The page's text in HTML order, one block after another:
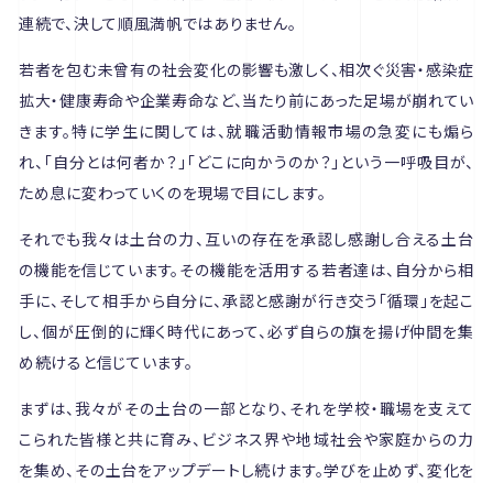
連続で、決して順風満帆ではありません。
若者を包む未曾有の社会変化の影響も激しく、相次ぐ災害・感染症
拡大・健康寿命や企業寿命など、当たり前にあった足場が崩れてい
きます。特に学生に関しては、就職活動情報市場の急変にも煽ら
れ、「自分とは何者か？」「どこに向かうのか？」という一呼吸目が、
ため息に変わっていくのを現場で目にします。
それでも我々は土台の力、互いの存在を承認し感謝し合える土台
の機能を信じています。その機能を活用する若者達は、自分から相
手に、そして相手から自分に、承認と感謝が行き交う「循環」を起こ
し、個が圧倒的に輝く時代にあって、必ず自らの旗を揚げ仲間を集
め続けると信じています。
まずは、我々がその土台の一部となり、それを学校・職場を支えて
こられた皆様と共に育み、ビジネス界や地域社会や家庭からの力
を集め、その土台をアップデートし続けます。学びを止めず、変化を